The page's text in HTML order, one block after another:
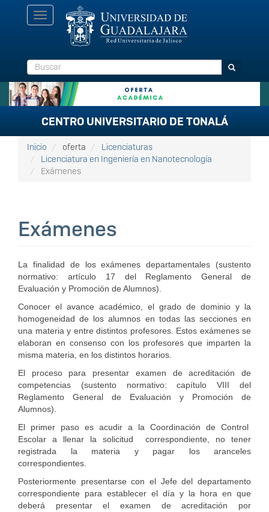
Toggle
navigation
Buscar Buscar
CENTRO UNIVERSITARIO DE TONALÁ
Inicio oferta
Licenciaturas
Licenciatura en Ingeniería en Nanotecnología
Exámenes
Exámenes
La finalidad de los exámenes departamentales (sustento
normativo: artículo 17 del Reglamento General de
Evaluación y Promoción de Alumnos).
Conocer el avance académico, el grado de dominio y la
homogeneidad de los alumnos en todas las secciones en
una materia y entre distintos profesores. Estos exámenes se
elaboran en consenso con los profesores que imparten la
misma materia, en los distintos horarios.
El proceso para presentar examen de acreditación de
competencias (sustento normativo: capítulo VIII del
Reglamento General de Evaluación y Promoción de
Alumnos).
El primer paso es acudir a la Coordinación de Control
Escolar a llenar la solicitud correspondiente, no tener
registrada la materia y pagar los aranceles
correspondientes.
Posteriormente presentarse con el Jefe del departamento
correspondiente para establecer el día y la hora en que
deberá presentar el examen de acreditación por